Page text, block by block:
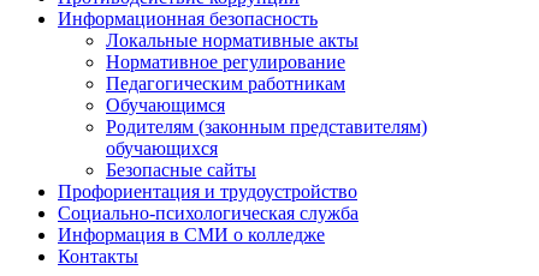
Информационная безопасность
Локальные нормативные акты
Нормативное регулирование
Педагогическим работникам
Обучающимся
Родителям (законным представителям)
обучающихся
Безопасные сайты
Профориентация и трудоустройство
Социально-психологическая служба
Информация в СМИ о колледже
Контакты